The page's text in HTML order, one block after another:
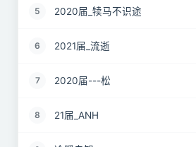
5 2020届_犊马不识途
6 2021届_流逝
7 2020届---松
8 21届_ANH